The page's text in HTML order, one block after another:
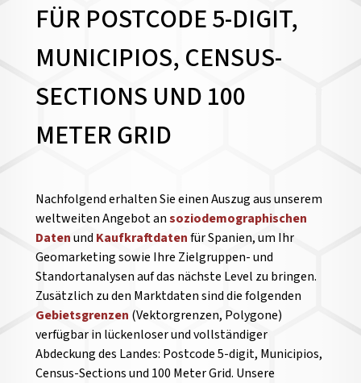
FÜR POSTCODE 5-DIGIT,
MUNICIPIOS, CENSUS-
SECTIONS UND 100
METER GRID
Nachfolgend erhalten Sie einen Auszug aus unserem
weltweiten Angebot ansoziodemographischen
DatenundKaufkraftdatenfür Spanien, um Ihr
Geomarketing sowie Ihre Zielgruppen- und
Standortanalysen auf das nächste Level zu bringen.
Zusätzlich zu den Marktdaten sind die folgenden
Gebietsgrenzen (Vektorgrenzen, Polygone)
verfügbar in lückenloser und vollständiger
Abdeckung des Landes: Postcode 5-digit, Municipios,
Census-Sections und 100 Meter Grid. Unsere